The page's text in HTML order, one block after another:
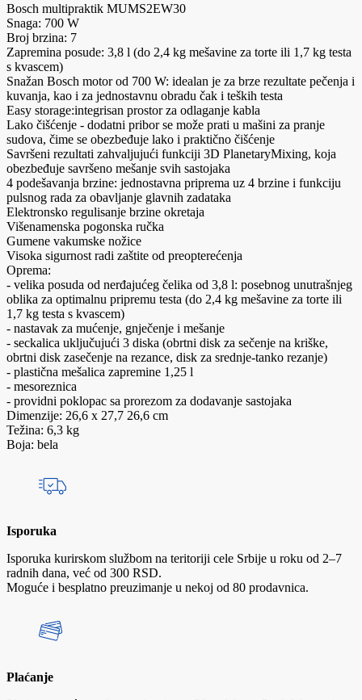
Bosch multipraktik MUMS2EW30
Snaga: 700 W
Broj brzina: 7
Zapremina posude: 3,8 l (do 2,4 kg mešavine za torte ili 1,7 kg testa
s kvascem)
Snažan Bosch motor od 700 W: idealan je za brze rezultate pečenja i
kuvanja, kao i za jednostavnu obradu čak i teških testa
Easy storage:integrisan prostor za odlaganje kabla
Lako čišćenje - dodatni pribor se može prati u mašini za pranje
sudova, čime se obezbeđuje lako i praktično čišćenje
Savršeni rezultati zahvaljujući funkciji 3D PlanetaryMixing, koja
obezbeđuje savršeno mešanje svih sastojaka
4 podešavanja brzine: jednostavna priprema uz 4 brzine i funkciju
pulsnog rada za obavljanje glavnih zadataka
Elektronsko regulisanje brzine okretaja
Višenamenska pogonska ručka
Gumene vakumske nožice
Visoka sigurnost radi zaštite od preopterećenja
Oprema:
- velika posuda od nerđajućeg čelika od 3,8 l: posebnog unutrašnjeg
oblika za optimalnu pripremu testa (do 2,4 kg mešavine za torte ili
1,7 kg testa s kvascem)
- nastavak za mućenje, gnječenje i mešanje
- seckalica uključujući 3 diska (obrtni disk za sečenje na kriške,
obrtni disk zasečenje na rezance, disk za srednje-tanko rezanje)
- plastična mešalica zapremine 1,25 l
- mesoreznica
- providni poklopac sa prorezom za dodavanje sastojaka
Dimenzije: 26,6 x 27,7 26,6 cm
Težina: 6,3 kg
Boja: bela
Isporuka
Isporuka kurirskom službom na teritoriji cele Srbije u roku od 2–7
radnih dana, već od 300 RSD.
Moguće i besplatno preuzimanje u nekoj od 80 prodavnica.
Plaćanje